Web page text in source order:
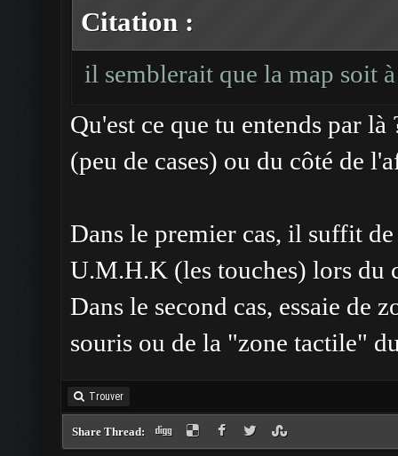
Citation :
il semblerait que la map soit
Qu'est ce que tu entends par
(peu de cases) ou du côté de
Dans le premier cas, il suffit
U.M.H.K (les touches) lors du
Dans le second cas, essaie de
souris ou de la "zone tactile"
Trouver
Share Thread: